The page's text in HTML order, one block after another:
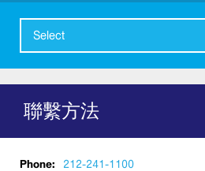
Select
聯繫方法
Phone: 212-241-1100